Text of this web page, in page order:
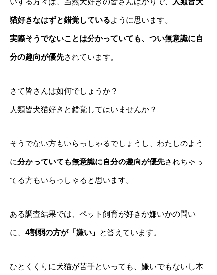
いする方々は、当然犬好きの皆さんばかりで、 人類皆犬
猫好きなはずと錯覚しているように思います。
実際そうでないことは分かっていても、つい無意識に自
分の趣向が優先されています。
さて皆さんは如何でしょうか？
人類皆犬猫好きと錯覚してはいませんか？
そうでない方もいらっしゃるでしょうし、わたしのよう
に分かっていても無意識に自分の趣向が優先されちゃっ
てる方もいらっしゃると思います。
ある調査結果では、ペット飼育が好きか嫌いかの問い
に、 4割弱の方が「嫌い」 と答えています。
ひとくくりに犬猫が苦手といっても、嫌いでもないし本